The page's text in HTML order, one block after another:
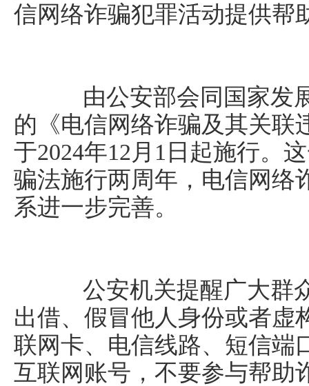
信网络诈骗犯罪活动提供帮
由公安部会同国家发
的《电信网络诈骗及其关联
于2024年12月1日起施行。
骗法施行两周年，电信网络
系进一步完善。
公安机关提醒广大群
出借、假冒他人身份或者虚
联网卡、电信线路、短信端
互联网账号，不要参与帮助